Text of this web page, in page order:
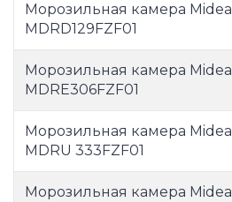
Морозильная камера Midea
MDRD129FZF01
Морозильная камера Midea
MDRE306FZF01
Морозильная камера Midea
MDRU 333FZF01
Морозильная камера Midea